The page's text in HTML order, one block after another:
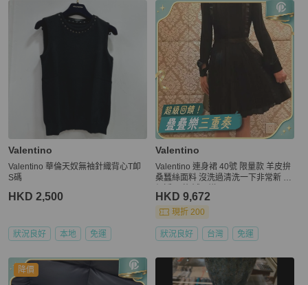
Valentino
Valentino 華倫天奴無袖針織背心T卹
S碼
HKD 2,500
狀況良好 本地 免運
Valentino
Valentino 連身裙 40號 限量款 羊皮拚
桑蠶絲面料 沒洗過清洗一下非常新 原
HKD 9,672
現折 200
狀況良好 台灣 免運
降價